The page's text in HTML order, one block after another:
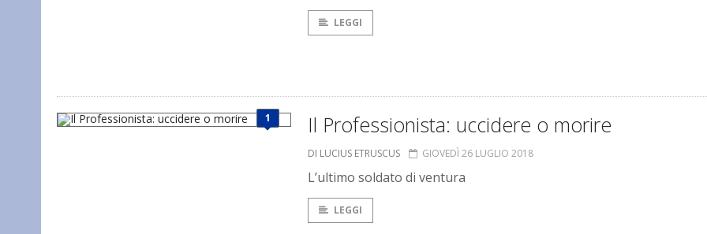
LEGGI
1 Il Professionista: uccidere o morire
DI LUCIUS ETRUSCUS GIOVEDÌ 26 LUGLIO 2018
L’ultimo soldato di ventura
LEGGI